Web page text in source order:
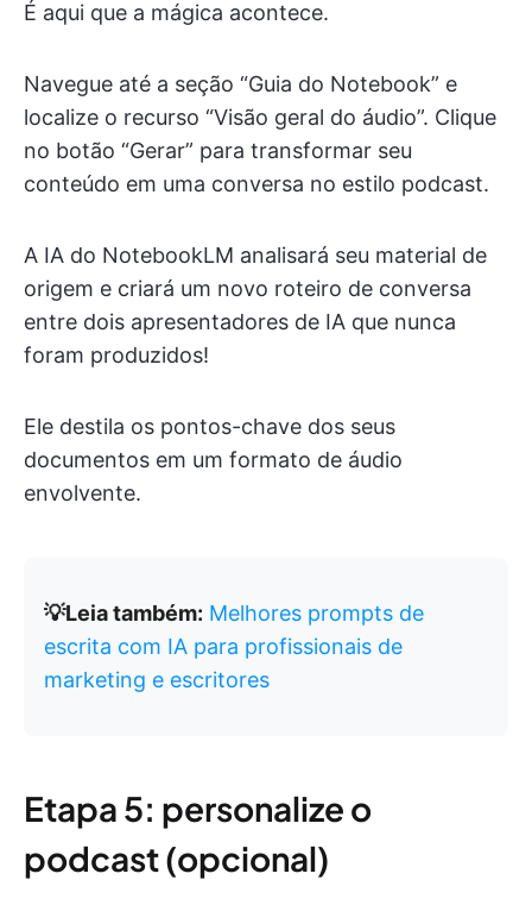
É aqui que a mágica acontece.
Navegue até a seção “Guia do Notebook” e
localize o recurso “Visão geral do áudio”. Clique
no botão “Gerar” para transformar seu
conteúdo em uma conversa no estilo podcast.
A IA do NotebookLM analisará seu material de
origem e criará um novo roteiro de conversa
entre dois apresentadores de IA que nunca
foram produzidos!
Ele destila os pontos-chave dos seus
documentos em um formato de áudio
envolvente.
💡Leia também: Melhores prompts de
escrita com IA para profissionais de
marketing e escritores
Etapa 5: personalize o
podcast (opcional)